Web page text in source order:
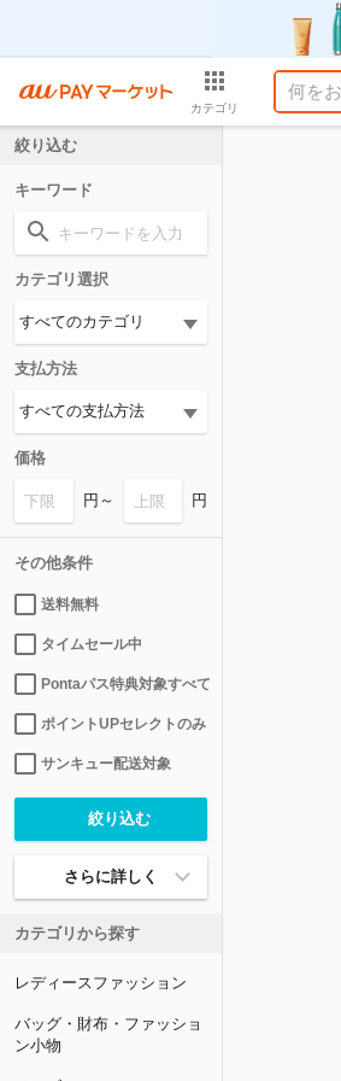
カテゴリ
絞り込む
キーワード
カテゴリ選択
支払方法
価格
円～ 円
その他条件
送料無料
タイムセール中
Pontaパス特典対象すべて
ポイントUPセレクトのみ
サンキュー配送対象
さらに詳しく
カテゴリから探す
レディースファッション
バッグ・財布・ファッショ
ン小物